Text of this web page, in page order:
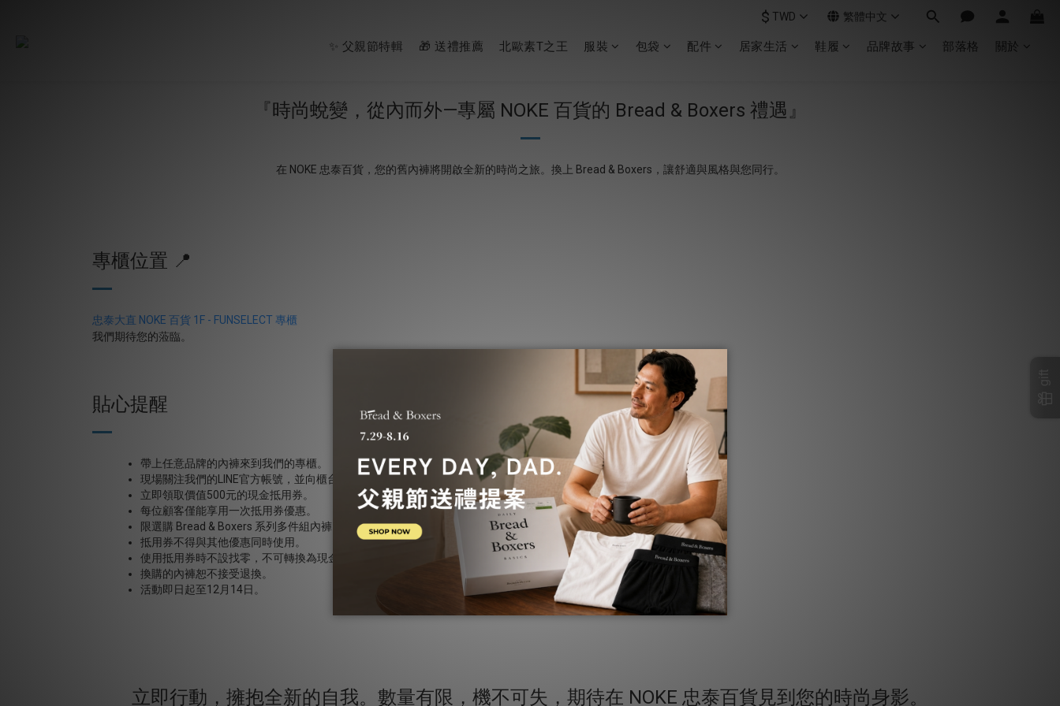
$ TWD 繁體中文
✨ 父親節特輯 🎁 送禮推薦 北歐素T之王 服裝 包袋 配件 居家生活 鞋履 品牌故事 部落格 關於
『時尚蛻變，從內而外—專屬 NOKE 百貨的 Bread & Boxers 禮遇』
在 NOKE 忠泰百貨，您的舊內褲將開啟全新的時尚之旅。換上 Bread & Boxers，讓舒適與風格與您同行。
專櫃位置 📍
忠泰大直 NOKE 百貨 1F - FUNSELECT 專櫃
我們期待您的蒞臨。
貼心提醒
帶上任意品牌的內褲來到我們的專櫃。
現場關注我們的LINE官方帳號，並向櫃台展示成功關注的畫面。
立即領取價值500元的現金抵用券。
每位顧客僅能享用一次抵用券優惠。
限選購 Bread & Boxers 系列多件組內褲，並在結帳時出示抵用券。
抵用券不得與其他優惠同時使用。
使用抵用券時不設找零，不可轉換為現金，亦不可拆分使用。
換購的內褲恕不接受退換。
活動即日起至12月14日。
立即行動，擁抱全新的自我。數量有限，機不可失，期待在 NOKE 忠泰百貨見到您的時尚身影。